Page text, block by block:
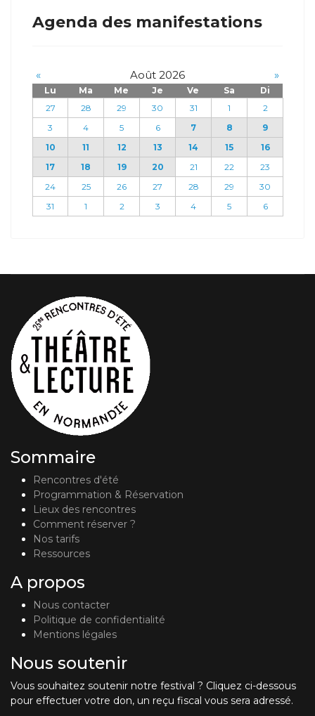
Agenda des manifestations
« Août 2026 »
Lu Ma Me Je Ve Sa
Di
27
28 29 30 31 1
2
3
4 5 6 7 8
9
10
11 12 13 14 15
16
17
18 19 20 21 22
23
24
25 26 27 28 29
30
31
1 2 3 4 5 6
Sommaire
Rencontres d'été
Programmation & Réservation
Lieux des rencontres
Comment réserver ?
Nos tarifs
Ressources
A propos
Nous contacter
Politique de confidentialité
Mentions légales
Nous soutenir
Vous souhaitez soutenir notre festival ? Cliquez ci-dessous
pour effectuer votre don, un reçu fiscal vous sera adressé.